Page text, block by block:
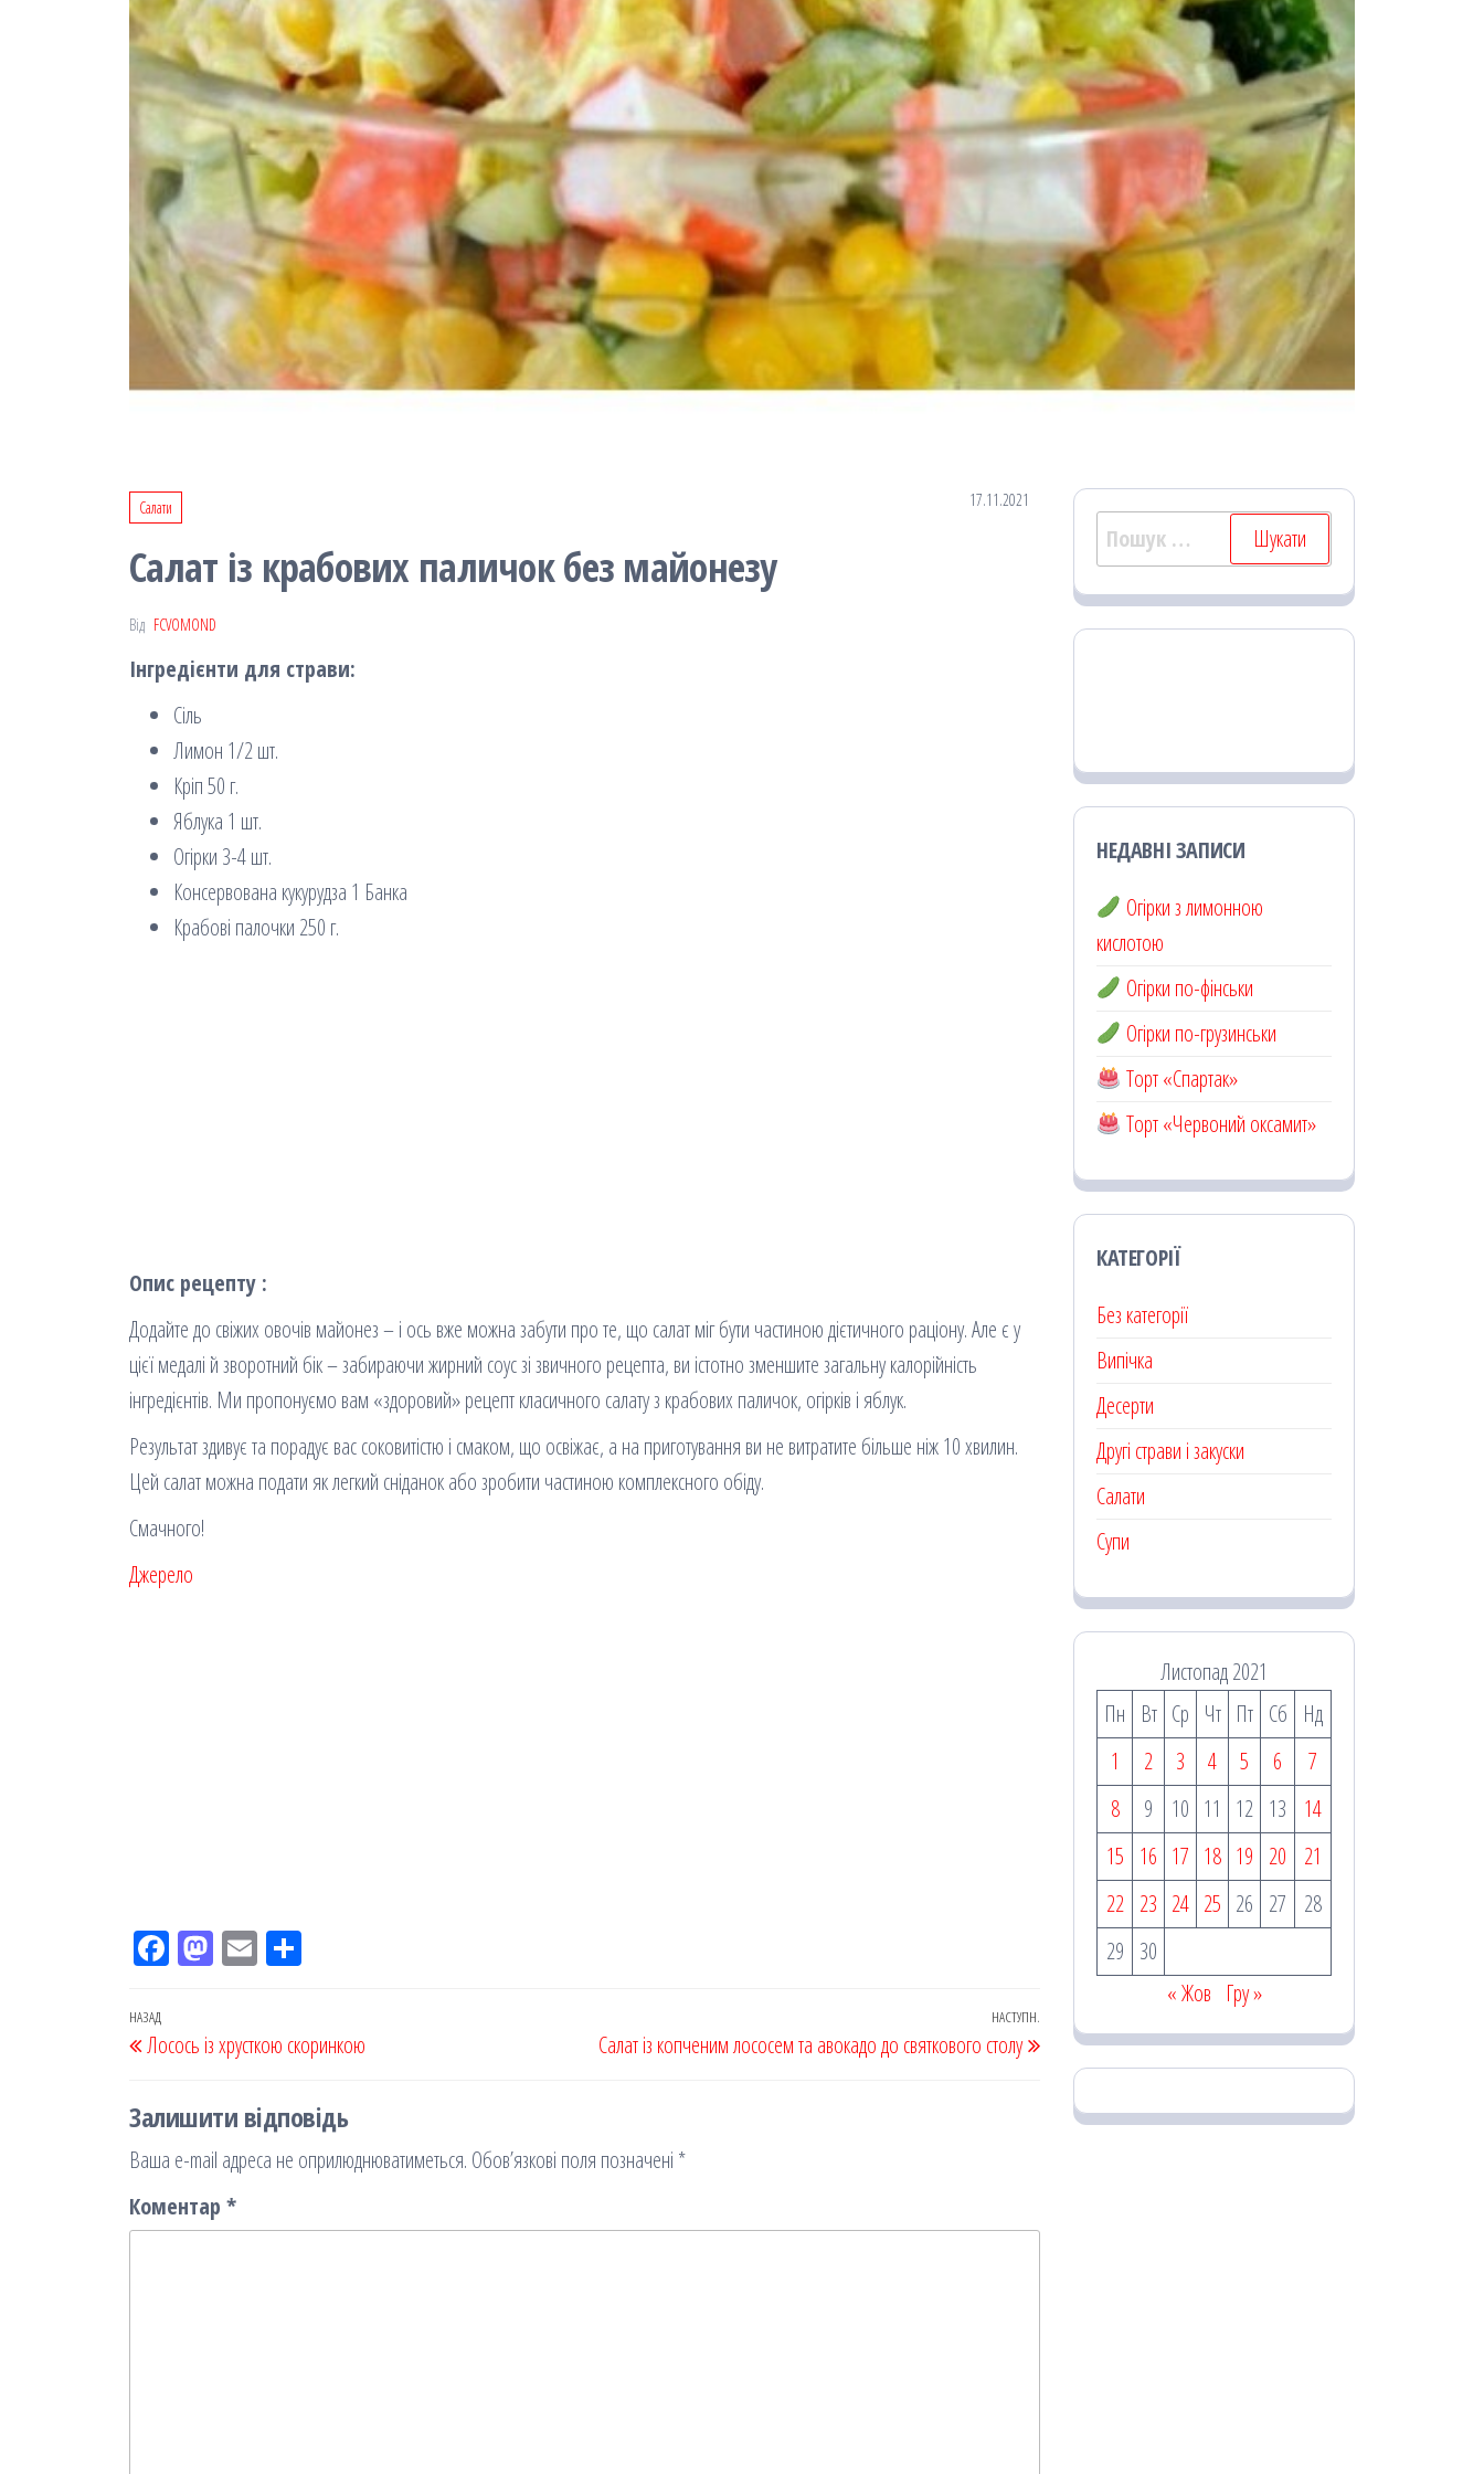
Салати 17.11.2021
Салат із крабових паличок без майонезу
Від FCVOMOND
Інгредієнти для страви:
Сіль
Лимон 1/2 шт.
Кріп 50 г.
Яблука 1 шт.
Огірки 3-4 шт.
Консервована кукурудза 1 Банка
Крабові палочки 250 г.
Опис рецепту :
Додайте до свіжих овочів майонез – і ось вже можна забути про те, що салат міг бути частиною дієтичного раціону. Але є у
цієї медалі й зворотний бік – забираючи жирний соус зі звичного рецепта, ви істотно зменшите загальну калорійність
інгредієнтів. Ми пропонуємо вам «здоровий» рецепт класичного салату з крабових паличок, огірків і яблук.
Результат здивує та порадує вас соковитістю і смаком, що освіжає, а на приготування ви не витратите більше ніж 10 хвилин.
Цей салат можна подати як легкий сніданок або зробити частиною комплексного обіду.
Смачного!
Джерело
Fac
eb
k
M
ast
on
Em
ail
ис
Навігація
записів
Попередній
запис
НАЗАД
Лосось із хрусткою скоринкою
Наступний
запис
НАСТУПН.
Салат із копченим лососем та авокадо до святкового столу
Залишити відповідь
Ваша e-mail адреса не оприлюднюватиметься. Обов’язкові поля позначені *
Коментар *
Пошук:
НЕДАВНІ ЗАПИСИ
Огірки з лимонною
кислотою
Огірки по-фінськи
Огірки по-грузинськи
Торт «Спартак»
Торт «Червоний оксамит»
КАТЕГОРІЇ
Без категорії
Випічка
Десерти
Другі страви і закуски
Салати
Супи
Листопад 2021
Пн
Вт Ср Чт Пт Сб
Нд
1
2 3 4 5 6
7
8
9 10 11 12 13
14
15 16 17 18 19 20
21
22 23 24 25 26 27
28
29 30
« Жов Гру »